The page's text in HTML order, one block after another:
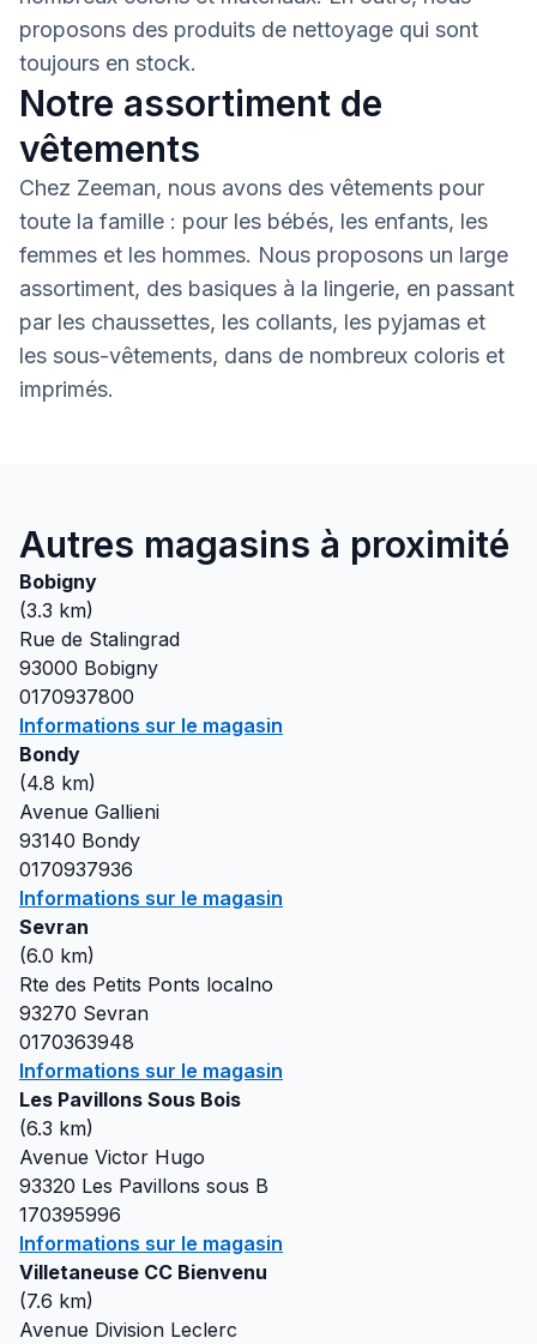
proposons des produits de nettoyage qui sont
toujours en stock.
Notre assortiment de
vêtements
Chez Zeeman, nous avons des vêtements pour
toute la famille : pour les bébés, les enfants, les
femmes et les hommes. Nous proposons un large
assortiment, des basiques à la lingerie, en passant
par les chaussettes, les collants, les pyjamas et
les sous-vêtements, dans de nombreux coloris et
imprimés.
Autres magasins à proximité
Bobigny
(3.3 km)
Rue de Stalingrad
93000 Bobigny
0170937800
Informations sur le magasin
Bondy
(4.8 km)
Avenue Gallieni
93140 Bondy
0170937936
Informations sur le magasin
Sevran
(6.0 km)
Rte des Petits Ponts localno
93270 Sevran
0170363948
Informations sur le magasin
Les Pavillons Sous Bois
(6.3 km)
Avenue Victor Hugo
93320 Les Pavillons sous B
170395996
Informations sur le magasin
Villetaneuse CC Bienvenu
(7.6 km)
Avenue Division Leclerc